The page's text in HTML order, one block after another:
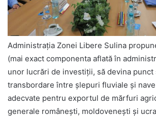
Administrația Zonei Libere Sulina
(mai exact componenta aflată în
unor lucrări de investiții, să devina punct
transbordare între șlepuri fluviale și
adecvate pentru exportul de mărfuri
generale românești, moldovenești și